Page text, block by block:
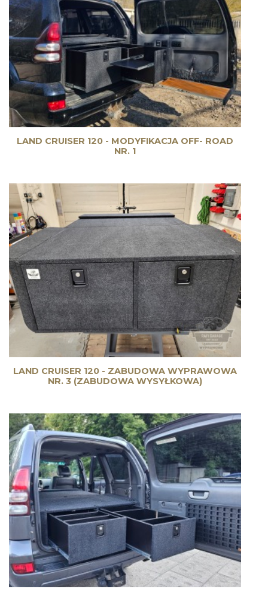
LAND CRUISER 120 - MODYFIKACJA OFF- ROAD
NR. 1
LAND CRUISER 120 - ZABUDOWA WYPRAWOWA
NR. 3 (ZABUDOWA WYSYŁKOWA)